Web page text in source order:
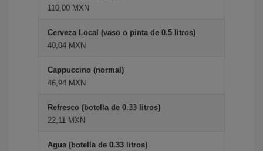
110,00 MXN
Cerveza Local (vaso o pinta de 0.5 litros)
40,04 MXN
Cappuccino (normal)
46,94 MXN
Refresco (botella de 0.33 litros)
22,11 MXN
Agua (botella de 0.33 litros)